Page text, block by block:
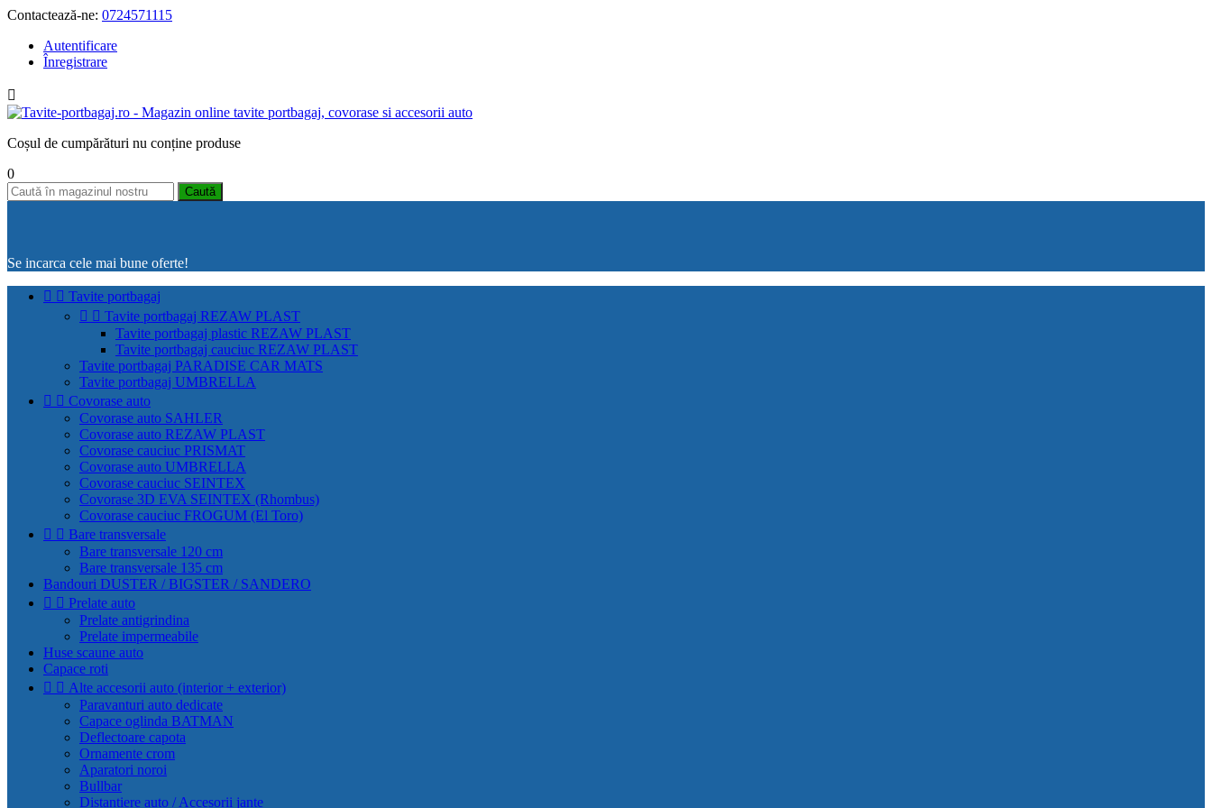
Contactează-ne: 0724571115
Autentificare
Înregistrare

Coșul de cumpărături nu conține produse
0
Caută
Se incarca cele mai bune oferte!
  Tavite portbagaj
  Tavite portbagaj REZAW PLAST
Tavite portbagaj plastic REZAW PLAST
Tavite portbagaj cauciuc REZAW PLAST
Tavite portbagaj PARADISE CAR MATS
Tavite portbagaj UMBRELLA
  Covorase auto
Covorase auto SAHLER
Covorase auto REZAW PLAST
Covorase cauciuc PRISMAT
Covorase auto UMBRELLA
Covorase cauciuc SEINTEX
Covorase 3D EVA SEINTEX (Rhombus)
Covorase cauciuc FROGUM (El Toro)
  Bare transversale
Bare transversale 120 cm
Bare transversale 135 cm
Bandouri DUSTER / BIGSTER / SANDERO
  Prelate auto
Prelate antigrindina
Prelate impermeabile
Huse scaune auto
Capace roti
  Alte accesorii auto (interior + exterior)
Paravanturi auto dedicate
Capace oglinda BATMAN
Deflectoare capota
Ornamente crom
Aparatori noroi
Bullbar
Distantiere auto / Accesorii jante